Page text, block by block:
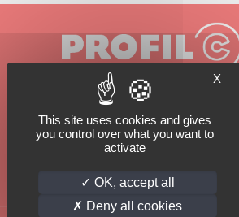
PROFIL C est adhérent à
X
This site uses cookies and gives
you control over what you want to
activate
OK, accept all
Deny all cookies